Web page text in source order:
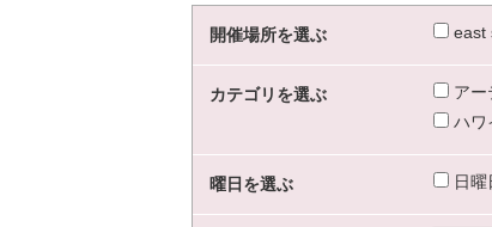
開催場所を選ぶ east
カテゴリを選ぶ アー
ハワ
曜日を選ぶ 日曜